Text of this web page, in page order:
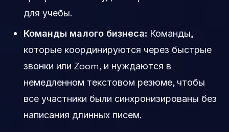
для учебы.
Команды малого бизнеса: Команды,
которые координируются через быстрые
звонки или Zoom, и нуждаются в
немедленном текстовом резюме, чтобы
все участники были синхронизированы без
написания длинных писем.